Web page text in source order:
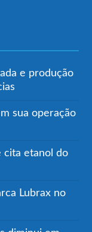
e produção
sua operação
cita etanol do
Lubrax no